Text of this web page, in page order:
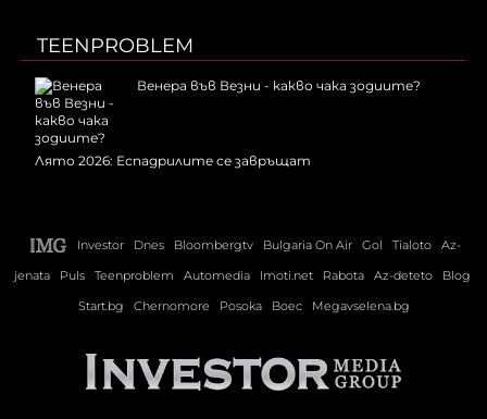
TEENPROBLEM
Венера във Везни - какво чака зодиите?
Лято 2026: Еспадрилите се завръщат
Investor Dnes Bloombergtv Bulgaria On Air Gol Tialoto
Az-
jenata
Puls Teenproblem Automedia Imoti.net Rabota Az-deteto
Blog
Start.bg
Chernomore Posoka Boec Megavselena.bg